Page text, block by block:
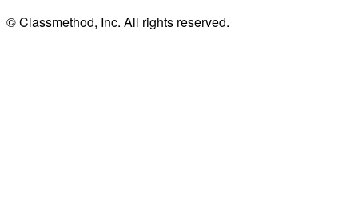
© Classmethod, Inc. All rights reserved.